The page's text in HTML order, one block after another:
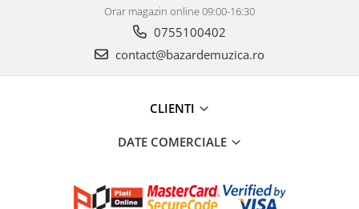
Orar magazin online 09:00-16:30
0755100402
contact@bazardemuzica.ro
CLIENTI
DATE COMERCIALE